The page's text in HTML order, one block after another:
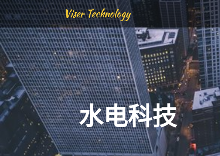
Viser Technology
水电科技